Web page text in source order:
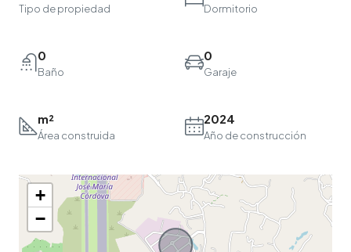
Tipo de propiedad Dormitorio
0
Baño
0
Garaje
m²
Área construida
2024
Año de construcción
+
−